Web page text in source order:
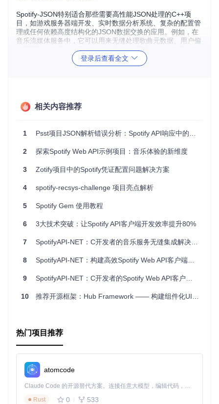
Spotify-JSON特别适合那些需要高性能JSON处理的C++项
目，如游戏服务器端开发、实时数据分析系统、复杂的配置管
理或任何依赖高度结构化的JSON数据交换的应用。例如，在
音乐流媒体服务中，它可以用来无缝处理歌曲元数据、用户偏
好设置等。对于依赖高效解析大量JSON日志或消息的后台服
务而言，其速度优势尤为突出，能够显著提高数据处理流程的
高效的编解码：直接操作C++对象减少了内存复制，利用现
转换逻辑的需求。
全面的类型支持 ：包括STL容器、枚举类型、智能指针乃至
时间日期类。
错误处理友好：提供了异常抛出和非抛出版本的解析函数，
丰富文档与测试：详尽的API文档和强大的测试套件保证了
+开发者的一站式解决方案，简化了数据互换过程中的繁重工
论你是构建桌面应用，还是在后端服务器处理大规模数据流，
验更流畅的JSON处理之旅吧！
登录后查看全文
相关内容推荐
1 Psst项目JSON解析错误分析：Spotify API响应中的NotFound变体处理
2 探索Spotify Web API示例项目：音乐体验的新维度
3 Zotify项目中的Spotify凭证配置问题解决方案
4 spotify-recsys-challenge 项目亮点解析
5 Spotify Gem 使用教程
6 3大技术突破：让Spotify API客户端开发效率提升80%
7 SpotifyAPI-NET：C开发者的音乐服务无缝集成解决方案
8 SpotifyAPI-NET：构建高效Spotify Web API客户端的.NET解决方案
9 SpotifyAPI-NET：C开发者的Spotify Web API客户端解决方案
10 推荐开源框架：Hub Framework —— 构建组件化UI的新神器！
热门项目推荐
atomcode
Claude Code 的开源替代方案。连接任意大模型，编辑代码，运行命令，自动验证 — 全自动执行。用 Rust 构建，极致性能。 ｜ An open-source alternative to Claude Code. Connect any LLM, edit code, run commands, and verify changes — autonomously. Built in Rust for speed. Get Started
Rust
0 533